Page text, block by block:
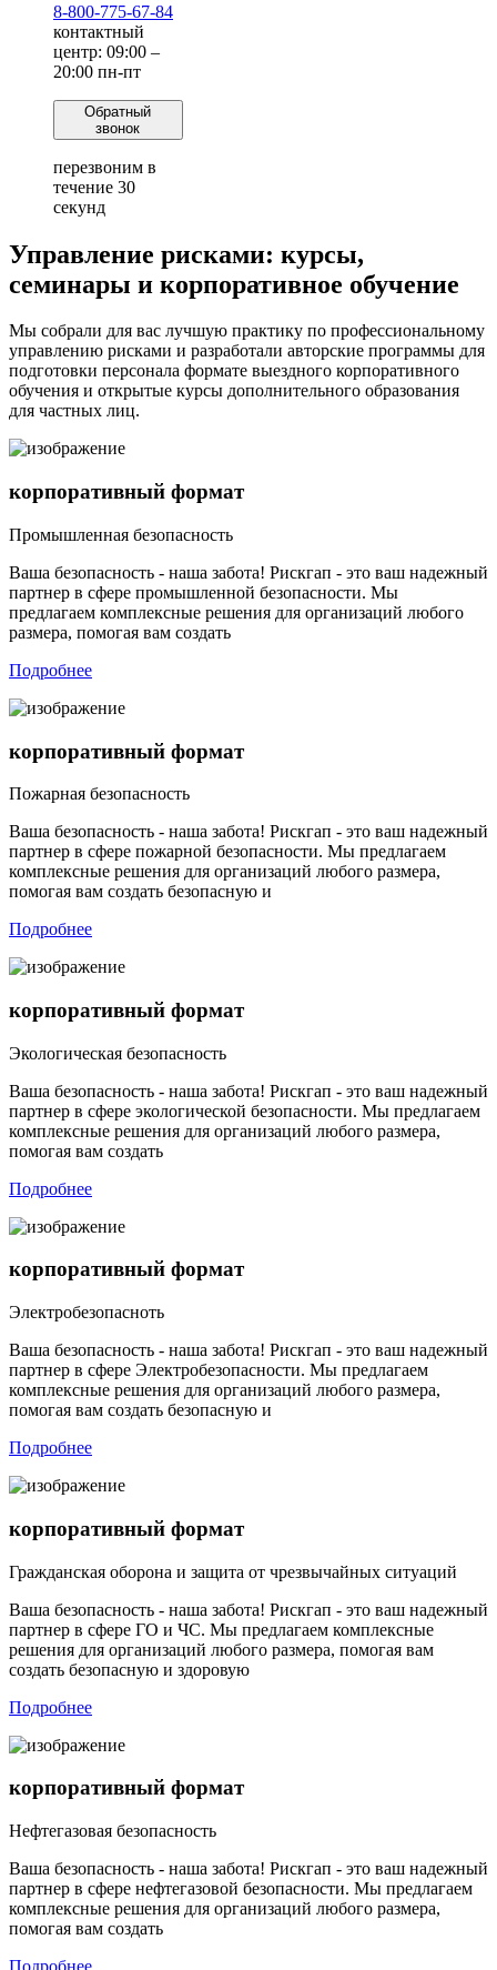
8-800-775-67-84
контактный
центр: 09:00 –
20:00 пн-пт
Обратный
звонок
перезвоним в
течение 30
секунд
Управление рисками: курсы,
семинары и корпоративное обучение
Мы собрали для вас лучшую практику по профессиональному
управлению рисками и разработали авторские программы для
подготовки персонала формате выездного корпоративного
обучения и открытые курсы дополнительного образования
для частных лиц.
корпоративный формат
Промышленная безопасность
Ваша безопасность - наша забота! Рискгап - это ваш надежный
партнер в сфере промышленной безопасности. Мы
предлагаем комплексные решения для организаций любого
размера, помогая вам создать
Подробнее
корпоративный формат
Пожарная безопасность
Ваша безопасность - наша забота! Рискгап - это ваш надежный
партнер в сфере пожарной безопасности. Мы предлагаем
комплексные решения для организаций любого размера,
помогая вам создать безопасную и
Подробнее
корпоративный формат
Экологическая безопасность
Ваша безопасность - наша забота! Рискгап - это ваш надежный
партнер в сфере экологической безопасности. Мы предлагаем
комплексные решения для организаций любого размера,
помогая вам создать
Подробнее
корпоративный формат
Электробезопасноть
Ваша безопасность - наша забота! Рискгап - это ваш надежный
партнер в сфере Электробезопасности. Мы предлагаем
комплексные решения для организаций любого размера,
помогая вам создать безопасную и
Подробнее
корпоративный формат
Гражданская оборона и защита от чрезвычайных ситуаций
Ваша безопасность - наша забота! Рискгап - это ваш надежный
партнер в сфере ГО и ЧС. Мы предлагаем комплексные
решения для организаций любого размера, помогая вам
создать безопасную и здоровую
Подробнее
корпоративный формат
Нефтегазовая безопасность
Ваша безопасность - наша забота! Рискгап - это ваш надежный
партнер в сфере нефтегазовой безопасности. Мы предлагаем
комплексные решения для организаций любого размера,
помогая вам создать
Подробнее